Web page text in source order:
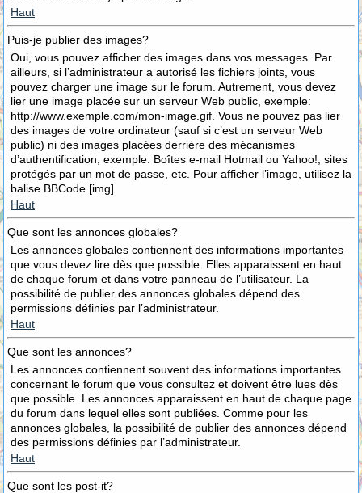
Haut
Puis-je publier des images?
Oui, vous pouvez afficher des images dans vos messages. Par
ailleurs, si l’administrateur a autorisé les fichiers joints, vous
pouvez charger une image sur le forum. Autrement, vous devez
lier une image placée sur un serveur Web public, exemple:
http://www.exemple.com/mon-image.gif. Vous ne pouvez pas lier
des images de votre ordinateur (sauf si c’est un serveur Web
public) ni des images placées derrière des mécanismes
d’authentification, exemple: Boîtes e-mail Hotmail ou Yahoo!, sites
protégés par un mot de passe, etc. Pour afficher l’image, utilisez la
balise BBCode [img].
Haut
Que sont les annonces globales?
Les annonces globales contiennent des informations importantes
que vous devez lire dès que possible. Elles apparaissent en haut
de chaque forum et dans votre panneau de l’utilisateur. La
possibilité de publier des annonces globales dépend des
permissions définies par l’administrateur.
Haut
Que sont les annonces?
Les annonces contiennent souvent des informations importantes
concernant le forum que vous consultez et doivent être lues dès
que possible. Les annonces apparaissent en haut de chaque page
du forum dans lequel elles sont publiées. Comme pour les
annonces globales, la possibilité de publier des annonces dépend
des permissions définies par l’administrateur.
Haut
Que sont les post-it?